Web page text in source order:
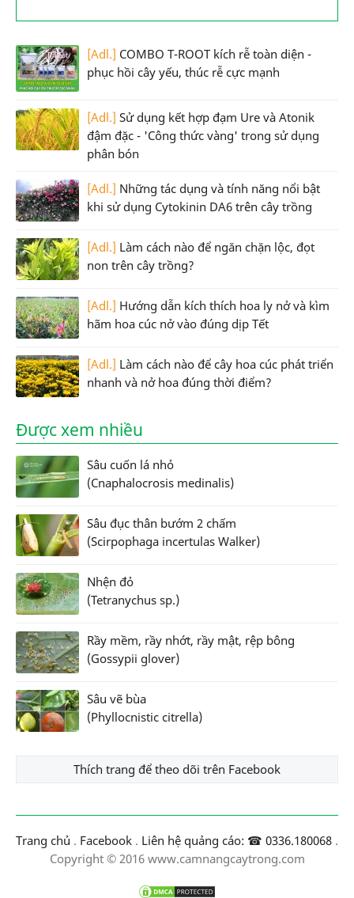
[Adl.] COMBO T-ROOT kích rễ toàn diện -
phục hồi cây yếu, thúc rễ cực mạnh
[Adl.] Sử dụng kết hợp đạm Ure và Atonik
đậm đặc - 'Công thức vàng' trong sử dụng
phân bón
[Adl.] Những tác dụng và tính năng nổi bật
khi sử dụng Cytokinin DA6 trên cây trồng
[Adl.] Làm cách nào để ngăn chặn lộc, đọt
non trên cây trồng?
[Adl.] Hướng dẫn kích thích hoa ly nở và kìm
hãm hoa cúc nở vào đúng dịp Tết
[Adl.] Làm cách nào để cây hoa cúc phát triển
nhanh và nở hoa đúng thời điểm?
Được xem nhiều
Sâu cuốn lá nhỏ
(Cnaphalocrosis medinalis)
Sâu đục thân bướm 2 chấm
(Scirpophaga incertulas Walker)
Nhện đỏ
(Tetranychus sp.)
Rầy mềm, rầy nhớt, rầy mật, rệp bông
(Gossypii glover)
Sâu vẽ bùa
(Phyllocnistic citrella)
Thích trang để theo dõi trên Facebook
Trang chủ . Facebook . Liên hệ quảng cáo: ☎ 0336.180068 .
Copyright © 2016 www.camnangcaytrong.com